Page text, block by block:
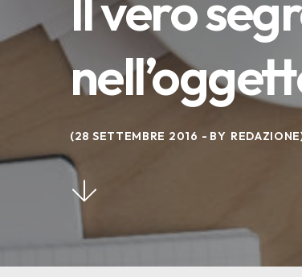
28 SETTEMBRE 2016 BY REDAZIONE